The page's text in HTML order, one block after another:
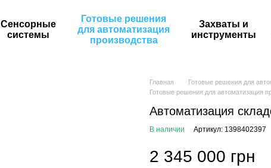
Сенсорные
системы
Готовые решения
для автоматизация
производства
Захваты и
инструменты
Главная
Готовые решения для
Готовые решения для автоматизация
Автоматизация
В наличии Артикул: 1398402397
2 345 000 грн